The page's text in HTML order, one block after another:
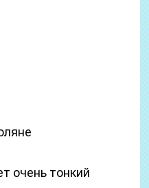
очень тонкий